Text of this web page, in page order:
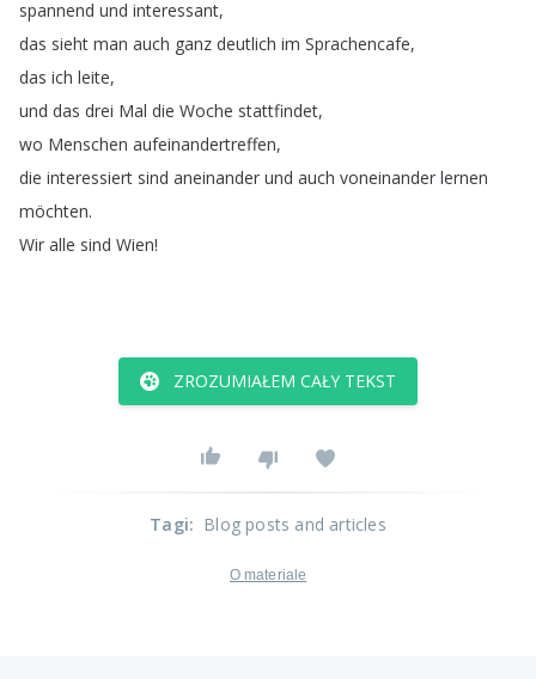
spannend und interessant,
das sieht man auch ganz deutlich im Sprachencafe,
das ich leite,
und das drei Mal die Woche stattfindet,
wo Menschen aufeinandertreffen,
die interessiert sind aneinander und auch voneinander lernen
möchten.
Wir alle sind Wien!
ZROZUMIAŁEM CAŁY TEKST
Tagi: Blog posts and articles
O materiale